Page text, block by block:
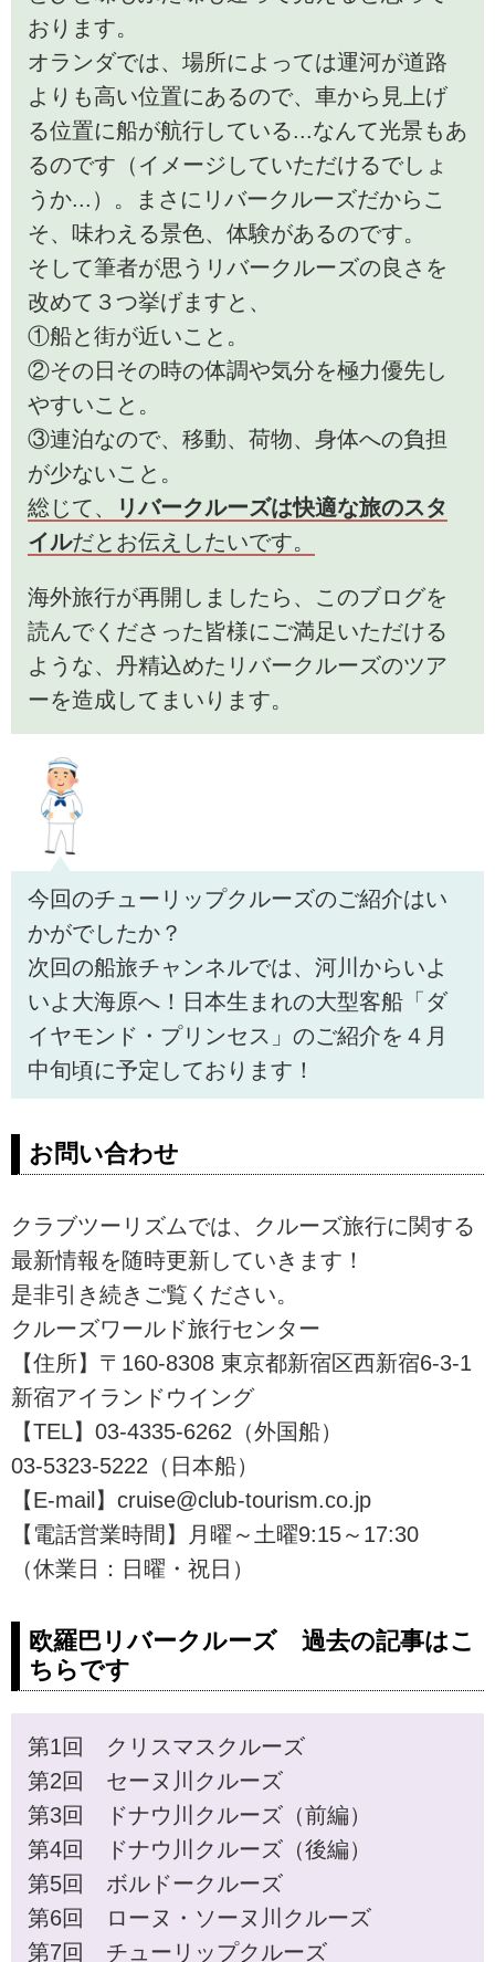
おります。
オランダでは、場所によっては運河が道路
よりも高い位置にあるので、車から見上げ
る位置に船が航行している...なんて光景もあ
るのです（イメージしていただけるでしょ
うか...）。まさにリバークルーズだからこ
そ、味わえる景色、体験があるのです。
そして筆者が思うリバークルーズの良さを
改めて３つ挙げますと、
①船と街が近いこと。
②その日その時の体調や気分を極力優先し
やすいこと。
③連泊なので、移動、荷物、身体への負担
が少ないこと。
総じて、
リバークルーズは快適な旅のスタ
イルだとお伝えしたいです。
海外旅行が再開しましたら、このブログを
読んでくださった皆様にご満足いただける
ような、丹精込めたリバークルーズのツア
ーを造成してまいります。
今回のチューリップクルーズのご紹介はい
かがでしたか？
次回の船旅チャンネルでは、河川からいよ
いよ大海原へ！日本生まれの大型客船「ダ
イヤモンド・プリンセス」のご紹介を４月
中旬頃に予定しております！
お問い合わせ
クラブツーリズムでは、クルーズ旅行に関する
最新情報を随時更新していきます！
是非引き続きご覧ください。
クルーズワールド旅行センター
【住所】〒160-8308 東京都新宿区西新宿6-3-1
新宿アイランドウイング
【TEL】03-4335-6262（外国船）
03-5323-5222（日本船）
【E-mail】cruise@club-tourism.co.jp
【電話営業時間】月曜～土曜9:15～17:30
（休業日：日曜・祝日）
欧羅巴リバークルーズ 過去の記事はこ
ちらです
第1回 クリスマスクルーズ
第2回 セーヌ川クルーズ
第3回 ドナウ川クルーズ（前編）
第4回 ドナウ川クルーズ（後編）
第5回 ボルドークルーズ
第6回 ローヌ・ソーヌ川クルーズ
第7回 チューリップクルーズ